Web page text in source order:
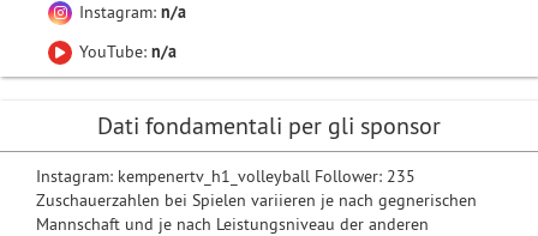
Instagram: n/a
YouTube: n/a
Dati fondamentali per gli sponsor
Instagram: kempenertv_h1_volleyball Follower: 235
Zuschauerzahlen bei Spielen variieren je nach gegnerischen
Mannschaft und je nach Leistungsniveau der anderen